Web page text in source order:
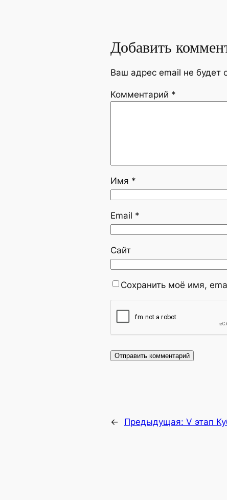
Добавить
Ваш адрес email не будет
Комментарий *
Имя *
Email *
Сайт
Сохранить моё имя,
← Предыдущая: V этап